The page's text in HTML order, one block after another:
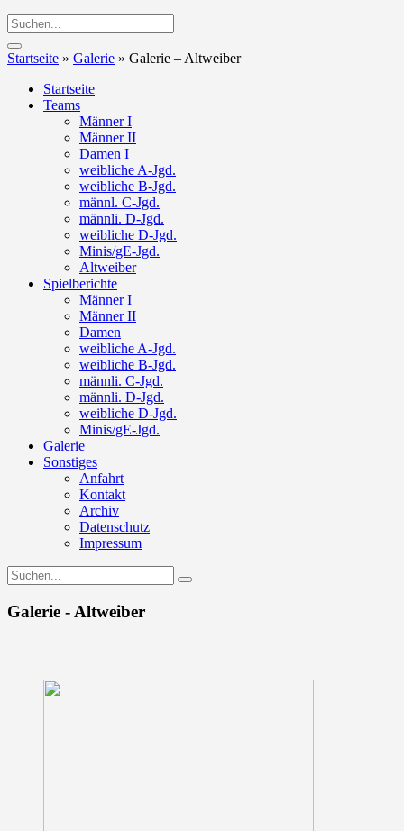
Startseite » Galerie » Galerie – Altweiber
Startseite
Teams
Männer I
Männer II
Damen I
weibliche A-Jgd.
weibliche B-Jgd.
männl. C-Jgd.
männli. D-Jgd.
weibliche D-Jgd.
Minis/gE-Jgd.
Altweiber
Spielberichte
Männer I
Männer II
Damen
weibliche A-Jgd.
weibliche B-Jgd.
männli. C-Jgd.
männli. D-Jgd.
weibliche D-Jgd.
Minis/gE-Jgd.
Galerie
Sonstiges
Anfahrt
Kontakt
Archiv
Datenschutz
Impressum
Galerie - Altweiber